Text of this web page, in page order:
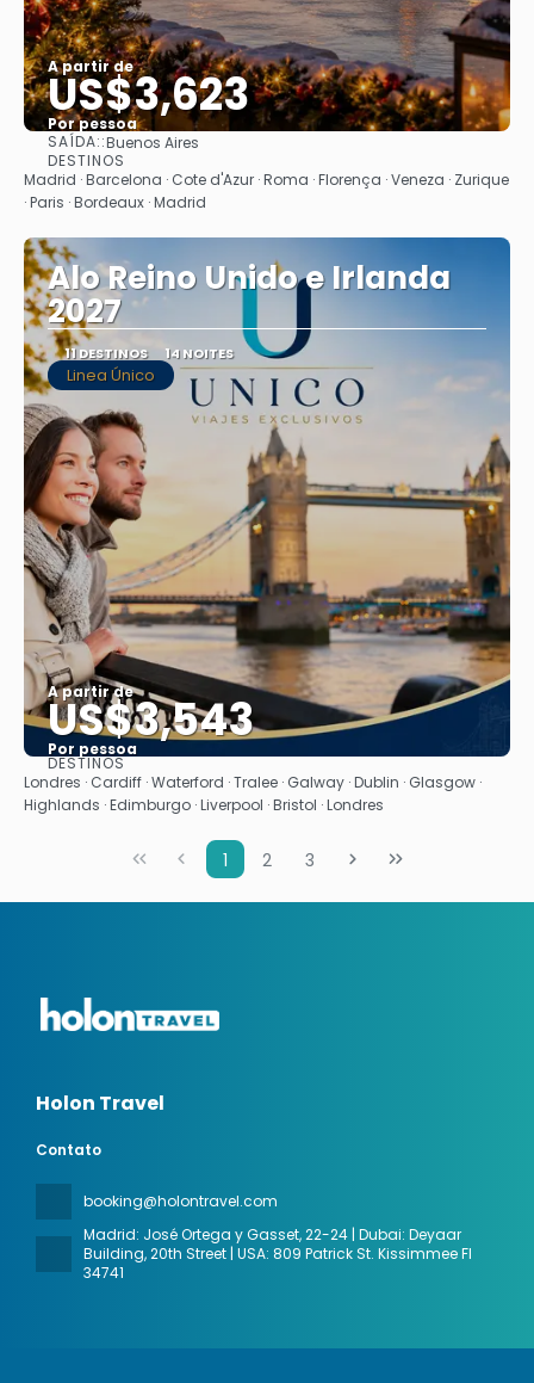
A partir de
US$3,623
Por pessoa
SAÍDA::Buenos Aires
DESTINOS
Madrid · Barcelona · Cote d'Azur · Roma · Florença · Veneza · Zurique
· Paris · Bordeaux · Madrid
Alo Reino Unido e Irlanda
2027
11 DESTINOS 14 NOITES
Linea Único
A partir de
US$3,543
Por pessoa
Saiba mais
DESTINOS
Londres · Cardiff · Waterford · Tralee · Galway · Dublin · Glasgow ·
Highlands · Edimburgo · Liverpool · Bristol · Londres
1 2 3
Holon Travel
Contato
booking@holontravel.com
Madrid: José Ortega y Gasset, 22-24 | Dubai: Deyaar
Building, 20th Street | USA: 809 Patrick St. Kissimmee Fl
34741